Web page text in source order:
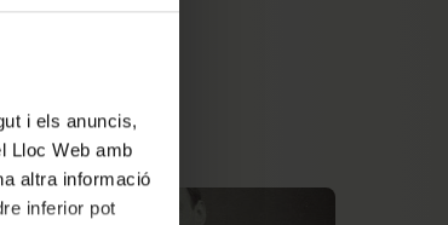
i els anuncis,
Lloc Web amb
altra informació
inferior pot